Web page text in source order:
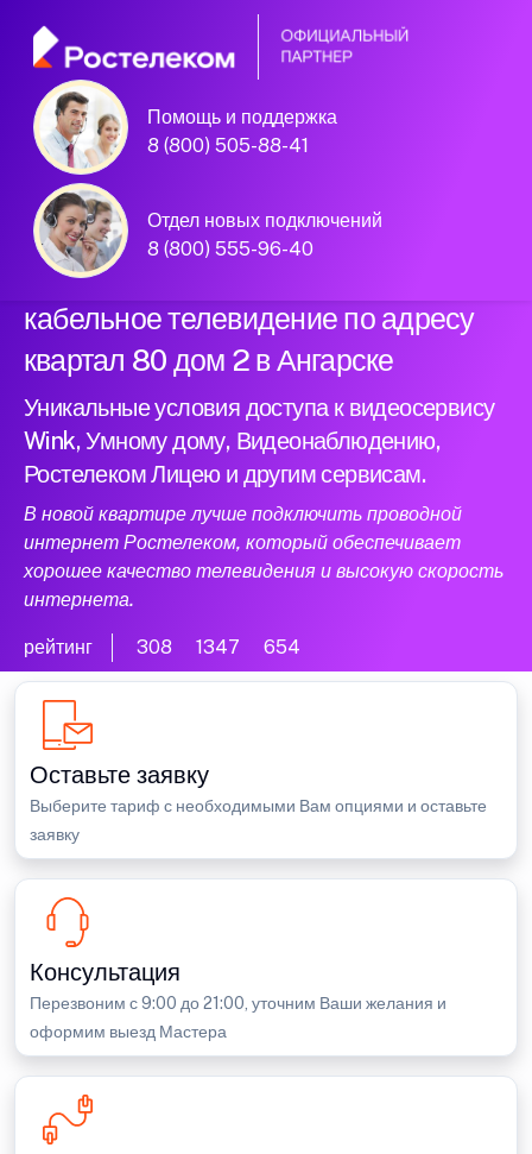
Помощь и поддержка
8 (800) 505-88-41
Отдел новых подключений
8 (800) 555-96-40
Официальный
партнер Ростелеком
Подключили новый интернет и
кабельное телевидение по адресу
квартал 80 дом 2 в Ангарске
Уникальные условия доступа к видеосервису
Wink, Умному дому, Видеонаблюдению,
Ростелеком Лицею и другим сервисам.
В новой квартире лучше подключить проводной
интернет Ростелеком, который обеспечивает
хорошее качество телевидения и высокую скорость
интернета.
рейтинг 308 1347 654
Оставьте заявку
Выберите тариф с необходимыми Вам опциями и оставьте
заявку
Консультация
Перезвоним с 9:00 до 21:00, уточним Ваши желания и
оформим выезд Мастера